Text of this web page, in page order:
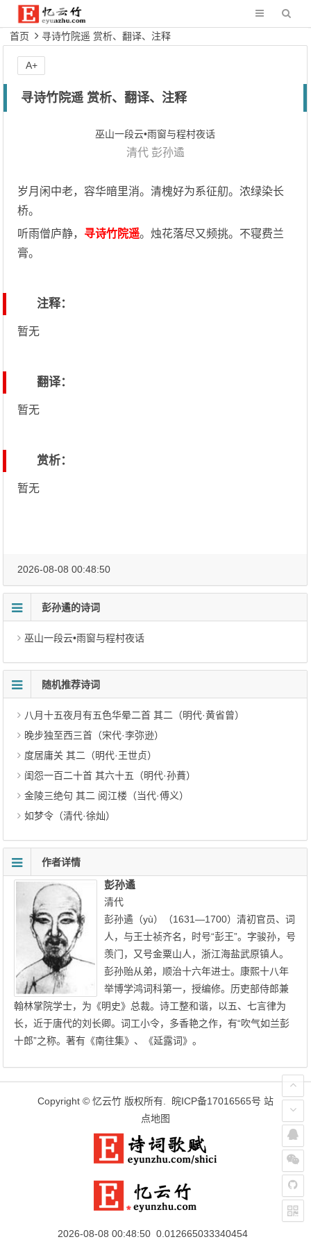
首页 寻诗竹院遥 赏析、翻译、注释
寻诗竹院遥 赏析、翻译、注释
巫山一段云•雨窗与程村夜话
清代 彭孙遹
岁月闲中老，容华暗里消。清槐好为系征舠。浓绿染长
桥。
听雨僧庐静， 寻诗竹院遥。烛花落尽又频挑。不寝费兰
膏。
注释：
暂无
翻译：
暂无
赏析：
暂无
A+
2026-08-08 00:48:50
彭孙遹的诗词
巫山一段云•雨窗与程村夜话
随机推荐诗词
八月十五夜月有五色华晕二首 其二（明代·黄省曾）
晚步独至西三首（宋代·李弥逊）
度居庸关 其二（明代·王世贞）
闺怨一百二十首 其六十五（明代·孙蕡）
金陵三绝句 其二 阅江楼（当代·傅义）
如梦令（清代·徐灿）
作者详情
彭孙遹
清代
彭孙遹（yù）（1631—1700）清初官员、词
人，与王士祯齐名，时号“彭王”。字骏孙，号
羡门，又号金粟山人，浙江海盐武原镇人。
彭孙贻从弟，顺治十六年进士。康熙十八年
举博学鸿词科第一，授编修。历吏部侍郎兼
翰林掌院学士，为《明史》总裁。诗工整和谐，以五、七言律为
长，近于唐代的刘长卿。词工小令，多香艳之作，有“吹气如兰彭
十郎”之称。著有《南往集》、《延露词》。
Copyright © 忆云竹 版权所有. 皖ICP备17016565号 站
点地图
2026-08-08 00:48:50 0.012665033340454